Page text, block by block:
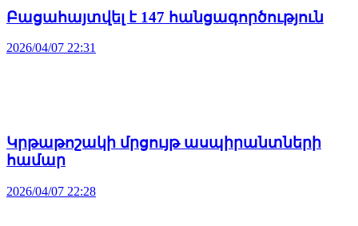
Բացահայտվել է 147 հանցագործություն
2026/04/07 22:31
Կրթաթոշակի մրցույթ ասպիրանտների
համար
2026/04/07 22:28